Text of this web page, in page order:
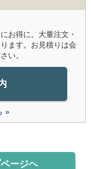
お得に。大量注文・
ます。お見積りは会
い。
»
ージヘ